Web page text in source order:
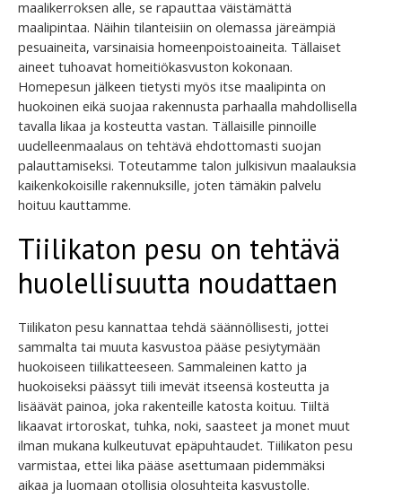
maalikerroksen alle, se rapauttaa väistämättä
maalipintaa. Näihin tilanteisiin on olemassa järeämpiä
pesuaineita, varsinaisia homeenpoistoaineita. Tällaiset
aineet tuhoavat homeitiökasvuston kokonaan.
Homepesun jälkeen tietysti myös itse maalipinta on
huokoinen eikä suojaa rakennusta parhaalla mahdollisella
tavalla likaa ja kosteutta vastan. Tällaisille pinnoille
uudelleenmaalaus on tehtävä ehdottomasti suojan
palauttamiseksi. Toteutamme talon julkisivun maalauksia
kaikenkokoisille rakennuksille, joten tämäkin palvelu
hoituu kauttamme.
Tiilikaton pesu on tehtävä
huolellisuutta noudattaen
Tiilikaton pesu kannattaa tehdä säännöllisesti, jottei
sammalta tai muuta kasvustoa pääse pesiytymään
huokoiseen tiilikatteeseen. Sammaleinen katto ja
huokoiseksi päässyt tiili imevät itseensä kosteutta ja
lisäävät painoa, joka rakenteille katosta koituu. Tiiltä
likaavat irtoroskat, tuhka, noki, saasteet ja monet muut
ilman mukana kulkeutuvat epäpuhtaudet. Tiilikaton pesu
varmistaa, ettei lika pääse asettumaan pidemmäksi
aikaa ja luomaan otollisia olosuhteita kasvustolle.